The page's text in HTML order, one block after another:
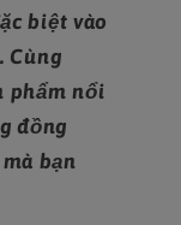
biệt vào
Cùng
phẩm nổi
đồng
bạn